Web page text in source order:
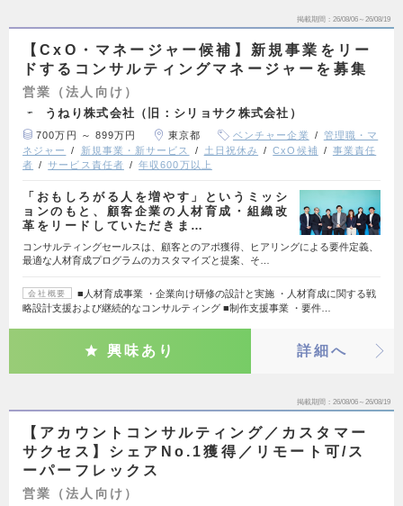
掲載期間 26/08/06～26/08/19
【CxO・マネージャー候補】新規事業をリー
ドするコンサルティングマネージャーを募集
営業（法人向け）
うねり株式会社（旧：シリョサク株式会社）
700万円 ～ 899万円 東京都 ベンチャー企業
管理職・マ
ネジャー
新規事業・新サービス 土日祝休み CxO候補
事業責任
者
サービス責任者 年収600万以上
「おもしろがる人を増やす」というミッシ
ョンのもと、顧客企業の人材育成・組織改
革をリードしていただきま…
コンサルティングセールスは、顧客とのアポ獲得、ヒアリングによる要件定義、
最適な人材育成プログラムのカスタマイズと提案、そ…
会社概要
■人材育成事業 ・企業向け研修の設計と実施 ・人材育成に関する戦
略設計支援および継続的なコンサルティング ■制作支援事業 ・要件…
興味あり 詳細へ
掲載期間 26/08/06～26/08/19
【アカウントコンサルティング／カスタマー
サクセス】シェアNo.1獲得／リモート可/ス
ーパーフレックス
営業（法人向け）